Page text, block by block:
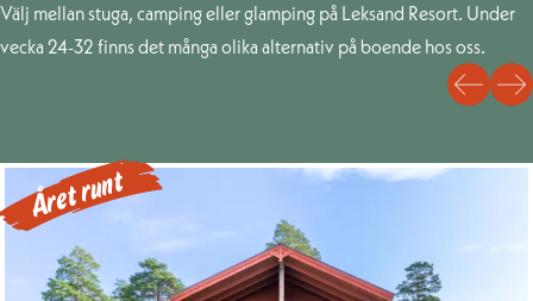
Välj mellan stuga, camping eller glamping på Leksand Resort. Under
vecka 24-32 finns det många olika alternativ på boende hos oss.
Året runt